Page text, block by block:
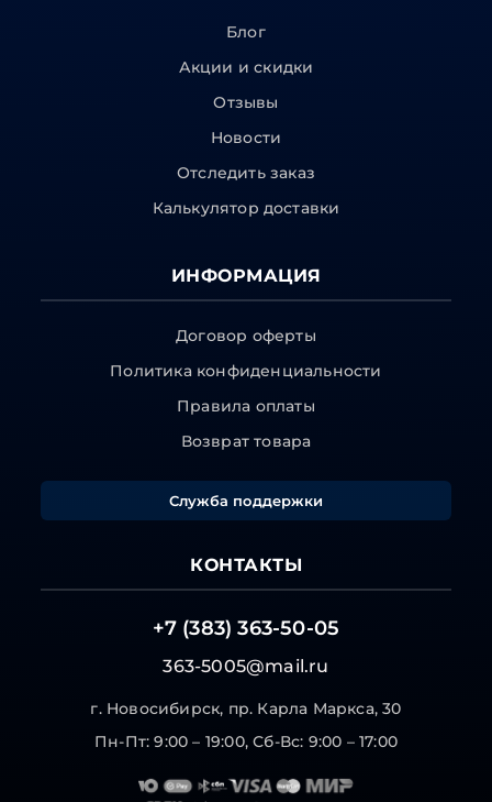
Блог
Акции и скидки
Отзывы
Новости
Отследить заказ
Калькулятор доставки
ИНФОРМАЦИЯ
Договор оферты
Политика конфиденциальности
Правила оплаты
Возврат товара
Служба поддержки
КОНТАКТЫ
+7 (383) 363-50-05
363-5005@mail.ru
г. Новосибирск, пр. Карла Маркса, 30
Пн-Пт: 9:00 – 19:00, Сб-Вс: 9:00 – 17:00